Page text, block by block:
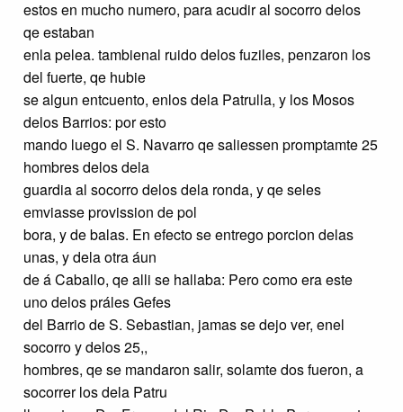
estos en mucho numero, para acudir al socorro delos
qe estaban
enla pelea. tambienal ruido delos fuziles, penzaron los
del fuerte, qe hubie
se algun entcuento, enlos dela Patrulla, y los Mosos
delos Barrios: por esto
mando luego el S. Navarro qe saliessen promptamte 25
hombres delos dela
guardia al socorro delos dela ronda, y qe seles
emviasse provission de pol
bora, y de balas. En efecto se entrego porcion delas
unas, y dela otra áun
de á Caballo, qe alli se hallaba: Pero como era este
uno delos práles Gefes
del Barrio de S. Sebastian, jamas se dejo ver, enel
socorro y delos 25,,
hombres, qe se mandaron salir, solamte dos fueron, a
socorrer los dela Patru